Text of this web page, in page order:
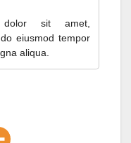
sit amet,
eiusmod tempor
aliqua.